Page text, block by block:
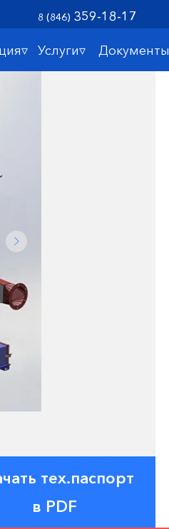
Услуги▿ Документы
359-18-17
8 (846)
тех.паспорт
в PDF